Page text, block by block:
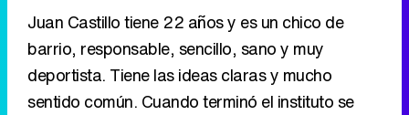
Juan Castillo tiene 22 años y es un chico de
barrio, responsable, sencillo, sano y muy
deportista. Tiene las ideas claras y mucho
sentido común. Cuando terminó el instituto se